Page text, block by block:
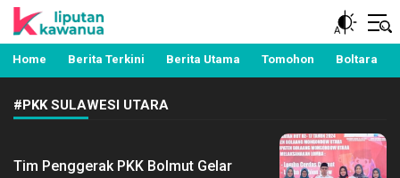
Liputan Kawanua
Berita Manado, Sulawesi Utara, Kawanua, Politik,
Pemerintahan, Hukum Kriminal dan Nasional
Home Berita Terkini Berita Utama Tomohon Boltara
#PKK SULAWESI UTARA
Tim Penggerak PKK Bolmut Gelar